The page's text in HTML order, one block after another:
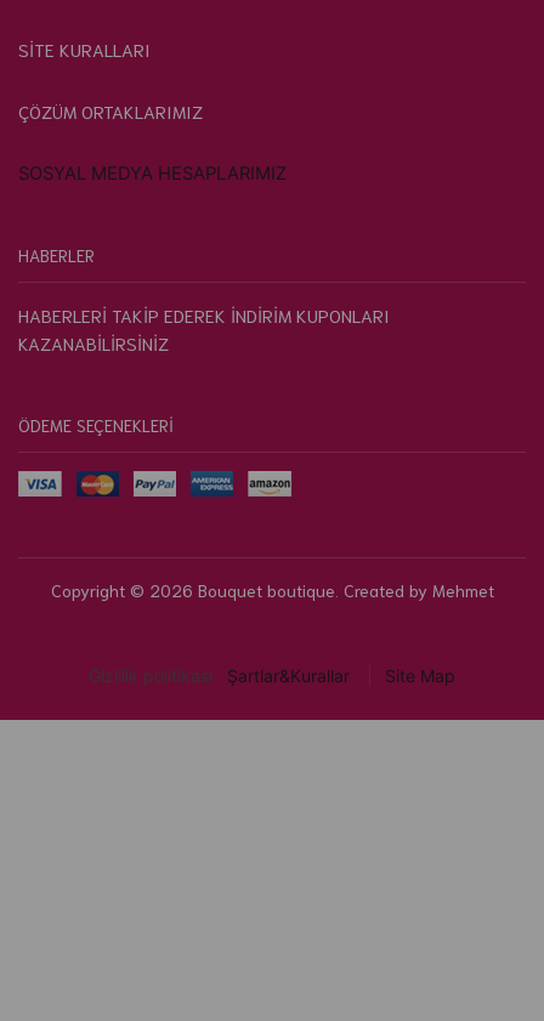
SİTE KURALLARI
ÇÖZÜM ORTAKLARIMIZ
SOSYAL MEDYA HESAPLARIMIZ
HABERLER
HABERLERİ TAKİP EDEREK İNDİRİM KUPONLARI
KAZANABİLİRSİNİZ
ÖDEME SEÇENEKLERİ
Copyright © 2026 Bouquet boutique. Created by Mehmet
Gizlilik politikası Şartlar&Kurallar Site Map